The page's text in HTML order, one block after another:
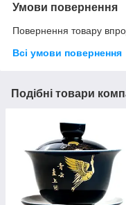
Умови повернення
Повернення товару
Всі умови повернення
Подібні товари